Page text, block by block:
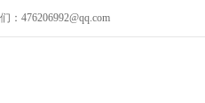
：476206992@qq.com